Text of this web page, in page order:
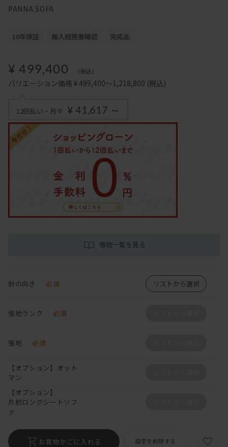
PANNA SOFA
10年保証 搬入経路要確認 完成品
¥ 499,400 (税込)
バリエーション価格 ¥ 499,400～1,218,800 (税込)
12回払い・月々 ¥ 41,617 ～
張地一覧を見る
肘の向き 必須 リストから選択
張地ランク 必須
張地 必須
【オプション】オット
マン
【オプション】
片肘ロングシートソフ
ァ
お買物かごに入れる 設定を削除する